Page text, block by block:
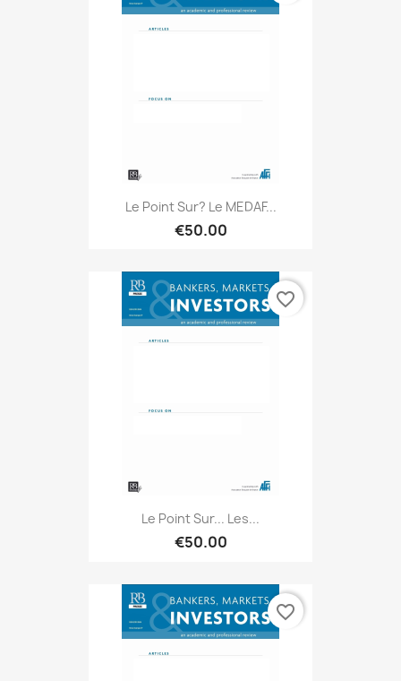
Le Point Sur? Le MEDAF...
€50.00
Le Point Sur... Les...
€50.00
favorite_border
favorite_border